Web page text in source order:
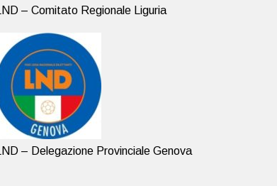
LND – Comitato Regionale Liguria
LND – Delegazione Provinciale Genova